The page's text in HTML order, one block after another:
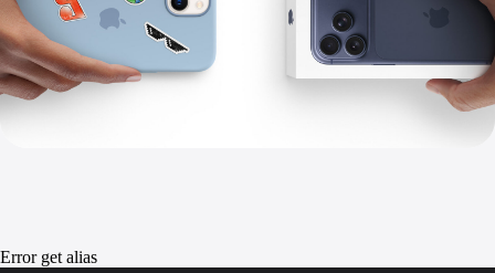
Error get alias